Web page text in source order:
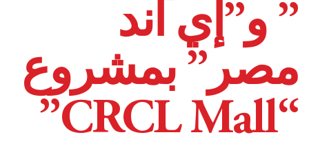
” و”إي آند
مصر” بمشروع
“CRCL Mall”